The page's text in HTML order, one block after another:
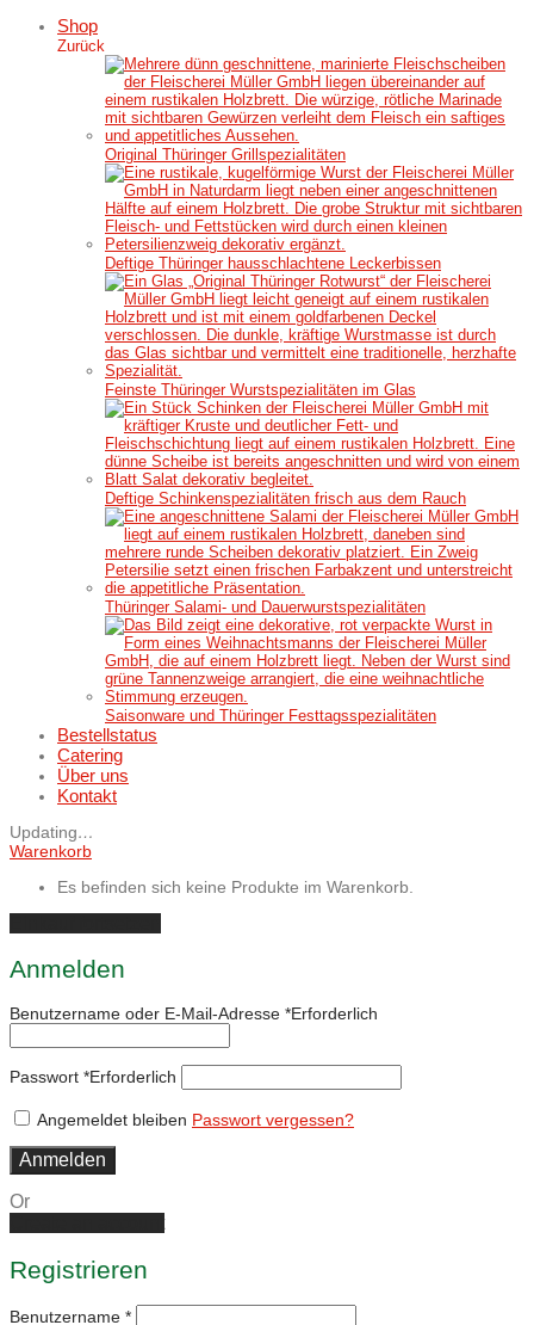
Shop
Zurück
Original Thüringer Grillspezialitäten
Deftige Thüringer hausschlachtene Leckerbissen
Feinste Thüringer Wurstspezialitäten im Glas
Deftige Schinkenspezialitäten frisch aus dem Rauch
Thüringer Salami- und Dauerwurstspezialitäten
Saisonware und Thüringer Festtagsspezialitäten
Bestellstatus
Catering
Über uns
Kontakt
Updating…
Warenkorb
Es befinden sich keine Produkte im Warenkorb.
Anmelden
Benutzername oder E-Mail-Adresse *Erforderlich
Passwort *Erforderlich
Angemeldet bleiben Passwort vergessen?
Anmelden
Or
Registrieren
Benutzername *